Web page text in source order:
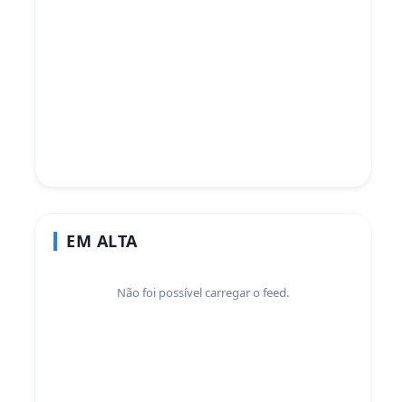
EM ALTA
Não foi possível carregar o feed.